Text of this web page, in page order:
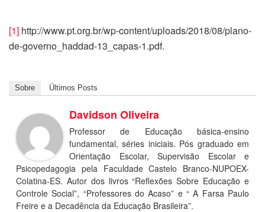
[1] http://www.pt.org.br/wp-content/uploads/2018/08/plano-
de-governo_haddad-13_capas-1.pdf.
Sobre Últimos Posts
Davidson Oliveira
Professor de Educação básica-ensino
fundamental, séries iniciais. Pós graduado em
Orientação Escolar, Supervisão Escolar e
Psicopedagogia pela Faculdade Castelo Branco-NUPOEX-
Colatina-ES. Autor dos livros “Reflexões Sobre Educação e
Controle Social”, “Professores do Acaso” e “ A Farsa Paulo
Freire e a Decadência da Educação Brasileira”.